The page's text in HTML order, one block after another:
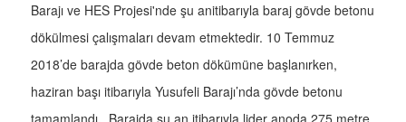
Barajı ve HES Projesi'nde şu anitibarıyla baraj gövde betonu
dökülmesi çalışmaları devam etmektedir. 10 Temmuz
2018’de barajda gövde beton dökümüne başlanırken,
haziran başı itibarıyla Yusufeli Barajı’nda gövde betonu